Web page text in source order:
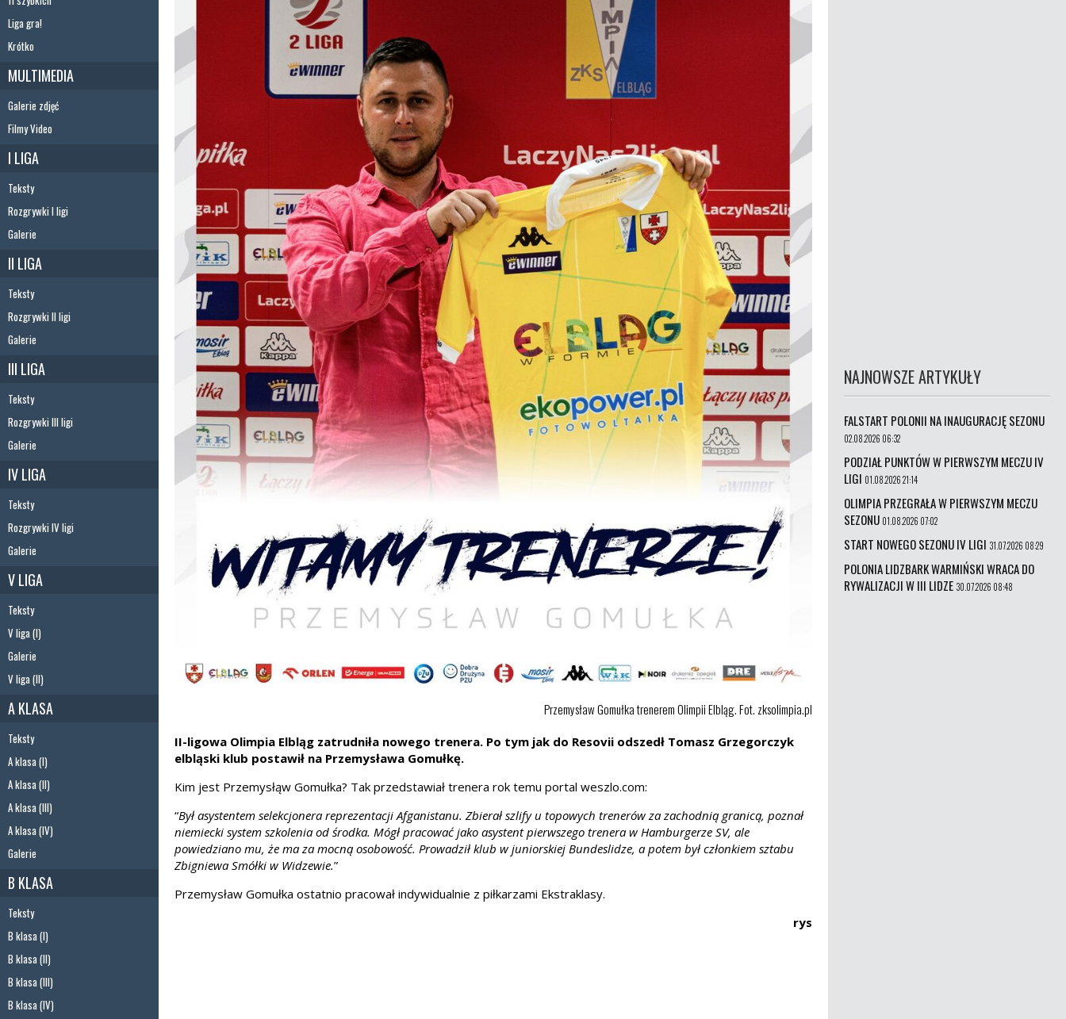
Liga gra!
Krótko
MULTIMEDIA
Galerie zdjęć
Filmy Video
I LIGA
Teksty
Rozgrywki I ligi
Galerie
II LIGA
Teksty
Rozgrywki II ligi
Galerie
III LIGA
Teksty
Rozgrywki III ligi
Galerie
IV LIGA
Teksty
Rozgrywki IV ligi
Galerie
V LIGA
Teksty
V liga (I)
Galerie
V liga (II)
A KLASA
Teksty
A klasa (I)
A klasa (II)
A klasa (III)
A klasa (IV)
Galerie
B KLASA
Teksty
B klasa (I)
B klasa (II)
B klasa (III)
B klasa (IV)
Przemysław Gomułka trenerem Olimpii Elbląg. Fot. zksolimpia.pl
II-ligowa Olimpia Elbląg zatrudniła nowego trenera. Po tym jak do Resovii odszedł Tomasz Grzegorczyk
elbląski klub postawił na Przemysława Gomułkę.
Kim jest Przemysłąw Gomułka? Tak przedstawiał trenera rok temu portal weszlo.com:
“Był asystentem selekcjonera reprezentacji Afganistanu. Zbierał szlify u topowych trenerów za zachodnią granicą, poznał
niemiecki system szkolenia od środka. Mógł pracować jako asystent pierwszego trenera w Hamburgerze SV, ale
powiedziano mu, że ma za mocną osobowość. Prowadził klub w juniorskiej Bundeslidze, a potem był członkiem sztabu
Zbigniewa Smółki w Widzewie.”
Przemysław Gomułka ostatnio pracował indywidualnie z piłkarzami Ekstraklasy.
rys
NAJNOWSZE ARTYKUŁY
FALSTART POLONII NA INAUGURACJĘ SEZONU
02.08.2026 06:32
PODZIAŁ PUNKTÓW W PIERWSZYM MECZU IV
LIGI 01.08.2026 21:14
OLIMPIA PRZEGRAŁA W PIERWSZYM MECZU
SEZONU 01.08.2026 07:02
START NOWEGO SEZONU IV LIGI 31.07.2026 08:29
POLONIA LIDZBARK WARMIŃSKI WRACA DO
RYWALIZACJI W III LIDZE 30.07.2026 08:48